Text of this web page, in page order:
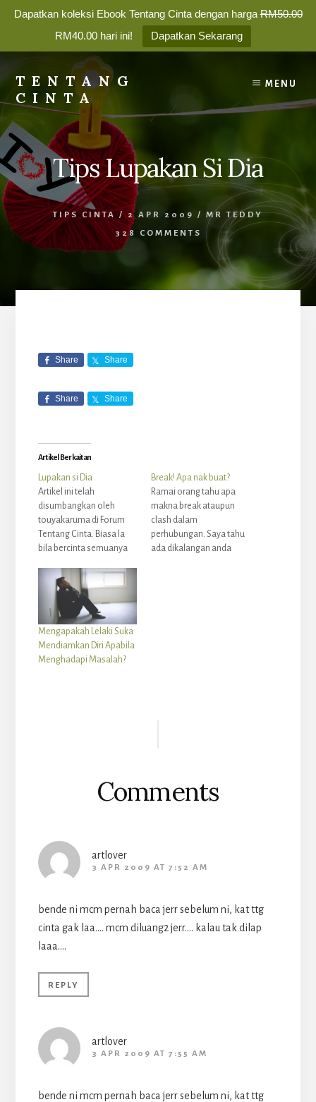
Dapatkan koleksi Ebook Tentang Cinta dengan hargaRM50.00
RM40.00 hari ini!
Dapatkan Sekarang
Skip
content
TENTANG
CINTA
Membina
Percintaan
yang
Bahagia
Selamanya
MENU
Tips Lupakan Si Dia
TIPS CINTA/2 APR 2009 / MR TEDDY
328 COMMENTS
Share Share
Share Share
Artikel Berkaitan
Lupakan si Dia
Artikel ini telah
disumbangkan oleh
touyakaruma di Forum
Tentang Cinta. Biasa la
bila bercinta semuanya
dapat lupakan si Dia.
Makan ingatkan si Dia,
tidur ingatkan si Dia,
mandi ingatkan si Dia...
Boleh kata dalam apa jua
hal pun memang
teringatkan si Dia la. Tapi
Break! Apa nak buat?
Ramai orang tahu apa
makna break ataupun
clash dalam
perhubungan. Saya tahu
ada dikalangan anda
Mengapakah Lelaki Suka
Mendiamkan Diri Apabila
Menghadapi Masalah?
Comments
artlover
3 APR 2009 AT 7:52 AM
bende ni mcm pernah baca jerr sebelum ni, kat ttg
cinta gak laa…. mcm diluang2 jerr…. kalau tak dilap
laaa….
REPLY
artlover
3 APR 2009 AT 7:55 AM
bende ni mcm pernah baca jerr sebelum ni, kat ttg
Nak bina perhubungan yang
bahagia?
Langgan newsletter kami dan dapatkan
Berpasangan hariini.
Nama Panggilan:
Powered by Kit